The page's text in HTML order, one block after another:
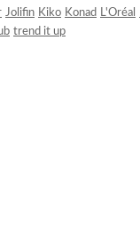
Jolifin Kiko Konad L'Oréal
trend it up